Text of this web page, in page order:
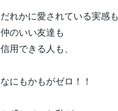
だれかに愛されている実感も
仲のいい友達も
信用できる人も、
なにもかもがゼロ！！